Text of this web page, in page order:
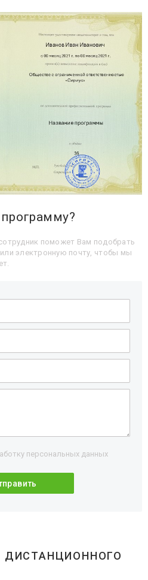
поможет Вам подобрать
электронную почту, чтобы мы
персональных данных
ДИСТАНЦИОННОГО